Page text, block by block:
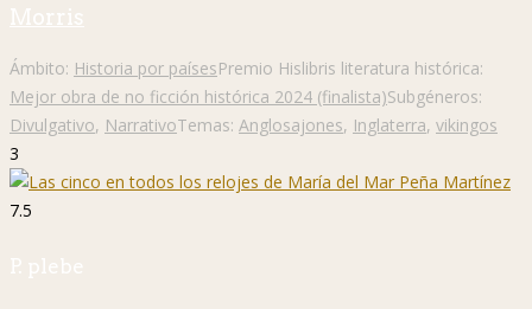
Morris
Ámbito: Historia por paísesPremio Hislibris literatura histórica:
Mejor obra de no ficción histórica 2024 (finalista)Subgéneros:
Divulgativo, NarrativoTemas: Anglosajones, Inglaterra, vikingos
3
7.5
P. plebe